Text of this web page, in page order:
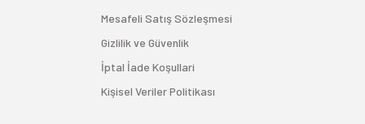
Mesafeli Satış Sözleşmesi
Gizlilik ve Güvenlik
İptal İade Koşullari
Kişisel Veriler Politikası